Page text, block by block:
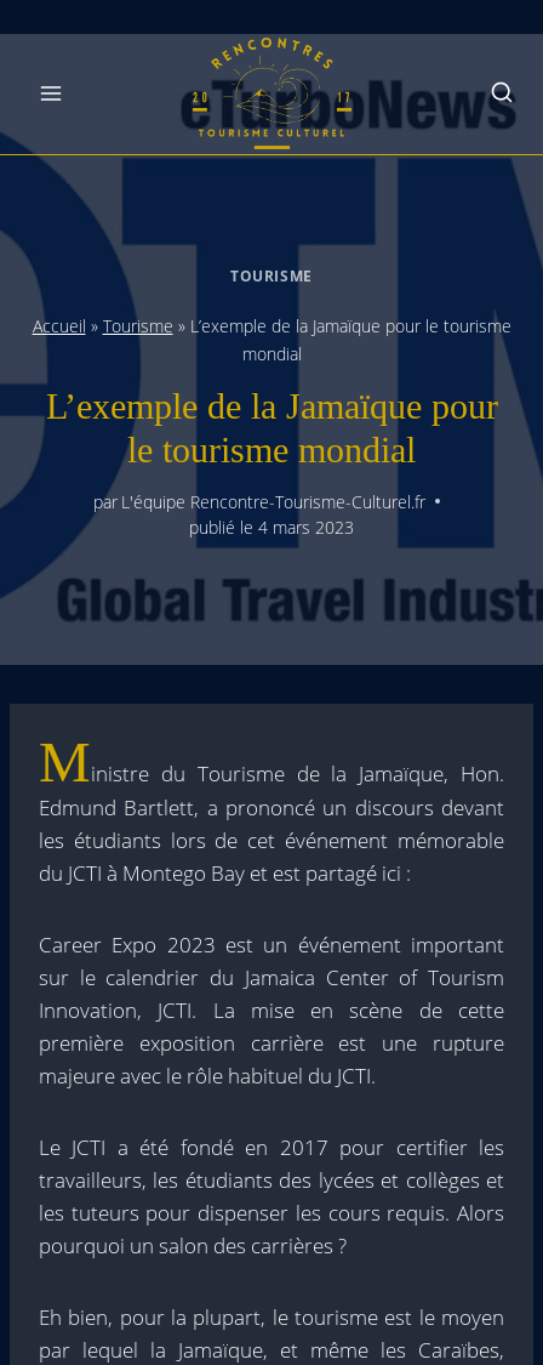
TOURISME
Accueil » Tourisme » L’exemple de la Jamaïque pour le tourisme
mondial
L’exemple de la Jamaïque pour
le tourisme mondial
par L'équipe Rencontre-Tourisme-Culturel.fr
publié le 4 mars 2023
Ministre du Tourisme de la Jamaïque, Hon.
Edmund Bartlett, a prononcé un discours devant
les étudiants lors de cet événement mémorable
du JCTI à Montego Bay et est partagé ici :
Career Expo 2023 est un événement important
sur le calendrier du Jamaica Center of Tourism
Innovation, JCTI. La mise en scène de cette
première exposition carrière est une rupture
majeure avec le rôle habituel du JCTI.
Le JCTI a été fondé en 2017 pour certifier les
travailleurs, les étudiants des lycées et collèges et
les tuteurs pour dispenser les cours requis. Alors
pourquoi un salon des carrières ?
Eh bien, pour la plupart, le tourisme est le moyen
par lequel la Jamaïque, et même les Caraïbes,